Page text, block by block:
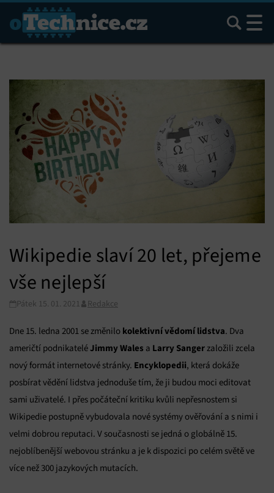
Hledat
Wikipedie slaví 20 let, přejeme
vše nejlepší
Pátek 15. 01. 2021 Redakce
Dne 15. ledna 2001 se změnilo kolektivní vědomí lidstva. Dva
američtí podnikateléJimmy Wales a Larry Sangerzaložili zcela
nový formát internetové stránky. Encyklopedii, která dokáže
posbírat vědění lidstva jednoduše tím, že ji budou moci editovat
sami uživatelé. I přes počáteční kritiku kvůli nepřesnostem si
Wikipedie postupně vybudovala nové systémy ověřování a s nimi i
velmi dobrou reputaci. V současnosti se jedná o globálně 15.
nejoblíbenější webovou stránku a je k dispozici po celém světě ve
více než 300 jazykových mutacích.